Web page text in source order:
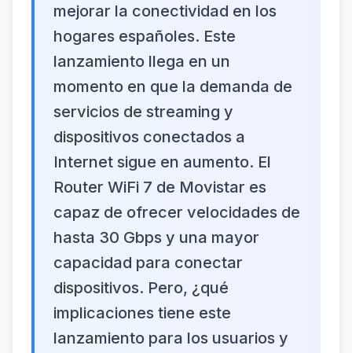
mejorar la conectividad en los
hogares españoles. Este
lanzamiento llega en un
momento en que la demanda de
servicios de streaming y
dispositivos conectados a
Internet sigue en aumento. El
Router WiFi 7 de Movistar es
capaz de ofrecer velocidades de
hasta 30 Gbps y una mayor
capacidad para conectar
dispositivos. Pero, ¿qué
implicaciones tiene este
lanzamiento para los usuarios y